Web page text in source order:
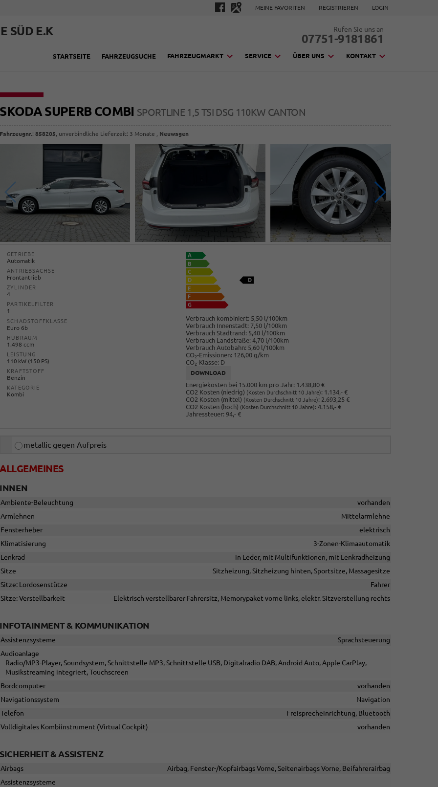
MEINE FAVORITEN REGISTRIEREN LOGIN
SÜD E.K Rufen Sie uns an
07751-9181861
STARTSEITE FAHRZEUGSUCHE FAHRZEUGMARKT SERVICE ÜBER UNS KONTAKT
SKODA SUPERB COMBI SPORTLINE 1,5 TSI DSG 110KW CANTON
Fahrzeugnr.:858205, unverbindliche Lieferzeit: 3 Monate , Neuwagen
GETRIEBE
Automatik
ANTRIEBSACHSE
Frontantrieb
ZYLINDER
4
PARTIKELFILTER
1
SCHADSTOFFKLASSE
Euro 6b
HUBRAUM
1.498 ccm
LEISTUNG
110 kW (150 PS)
KRAFTSTOFF
Benzin
KATEGORIE
Kombi
Verbrauch kombiniert: 5,50 l/100km
Verbrauch Innenstadt: 7,50 l/100km
Verbrauch Stadtrand: 5,40 l/100km
Verbrauch Landstraße: 4,70 l/100km
Verbrauch Autobahn: 5,60 l/100km
CO2-Emissionen: 126,00 g/km
CO2-Klasse: D
DOWNLOAD
Energiekosten bei 15.000 km pro Jahr: 1.438,80 €
CO2 Kosten (niedrig) (Kosten Durchschnitt 10 Jahre): 1.134,- €
CO2 Kosten (mittel) (Kosten Durchschnitt 10 Jahre): 2.693,25 €
CO2 Kosten (hoch) (Kosten Durchschnitt 10 Jahre): 4.158,- €
Jahressteuer: 94,- €
metallic gegen Aufpreis
ALLGEMEINES
INNEN
Ambiente-Beleuchtung
vorhanden
Armlehnen
Mittelarmlehne
Fensterheber
elektrisch
Klimatisierung
3-Zonen-Klimaautomatik
Lenkrad
in Leder, mit Multifunktionen, mit Lenkradheizung
Sitze
Sitzheizung, Sitzheizung hinten, Sportsitze, Massagesitze
Sitze: Lordosenstütze
Fahrer
Sitze: Verstellbarkeit
Elektrisch verstellbarer Fahrersitz, Memorypaket vorne links, elektr. Sitzverstellung rechts
INFOTAINMENT & KOMMUNIKATION
Assistenzsysteme
Sprachsteuerung
Audioanlage
Radio/MP3-Player, Soundsystem, Schnittstelle MP3, Schnittstelle USB, Digitalradio DAB, Android Auto, Apple CarPlay,
Musikstreaming integriert, Touchscreen
Bordcomputer
vorhanden
Navigationssystem
Navigation
Telefon
Freisprecheinrichtung, Bluetooth
Volldigitales Kombiinstrument (Virtual Cockpit)
vorhanden
SICHERHEIT & ASSISTENZ
Airbags
Airbag, Fenster-/Kopfairbags Vorne, Seitenairbags Vorne, Beifahrerairbag
Assistenzsysteme